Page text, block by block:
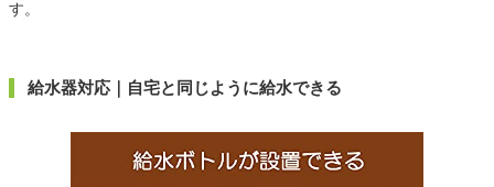
す。
給水器対応｜自宅と同じように給水できる